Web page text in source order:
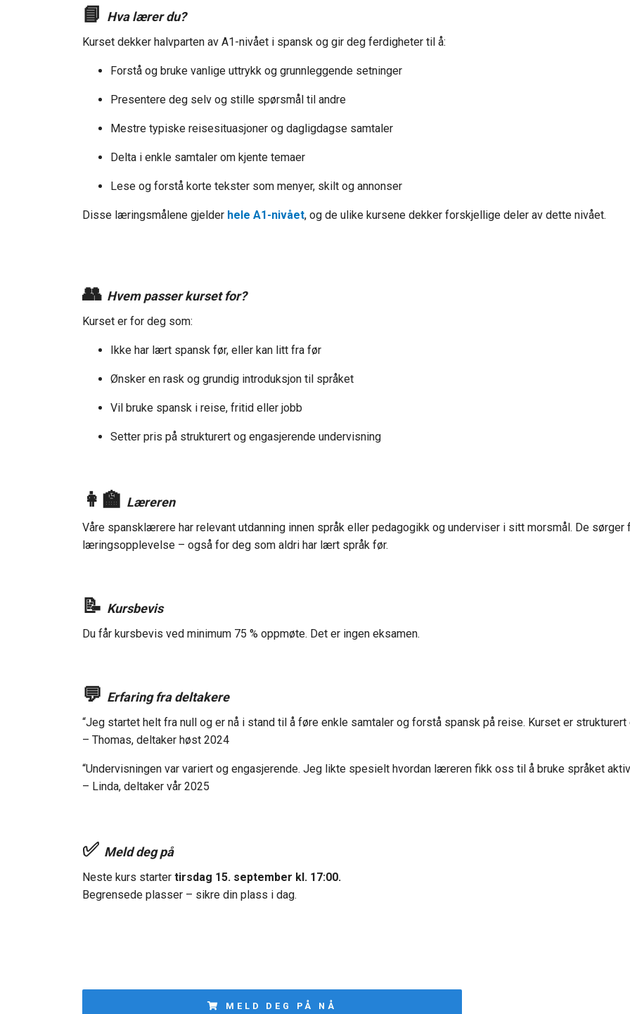
📘 Hva lærer du?
Kurset dekker halvparten av A1-nivået i spansk og gir deg ferdigheter til å:
Forstå og bruke vanlige uttrykk og grunnleggende setninger
Presentere deg selv og stille spørsmål til andre
Mestre typiske reisesituasjoner og dagligdagse samtaler
Delta i enkle samtaler om kjente temaer
Lese og forstå korte tekster som menyer, skilt og annonser
Disse læringsmålene gjelder hele A1-nivået, og de ulike kursene dekker forskjellige deler av dette nivået.
👥 Hvem passer kurset for?
Kurset er for deg som:
Ikke har lært spansk før, eller kan litt fra før
Ønsker en rask og grundig introduksjon til språket
Vil bruke spansk i reise, fritid eller jobb
Setter pris på strukturert og engasjerende undervisning
👩‍🏫 Læreren
Våre spansklærere har relevant utdanning innen språk eller pedagogikk og underviser i sitt morsmål. De
læringsopplevelse – også for deg som aldri har lært språk før.
📝 Kursbevis
Du får kursbevis ved minimum 75 % oppmøte. Det er ingen eksamen.
💬 Erfaring fra deltakere
“Jeg startet helt fra null og er nå i stand til å føre enkle samtaler og forstå spansk på reise. Kurset er strukturert
– Thomas, deltaker høst 2024
“Undervisningen var variert og engasjerende. Jeg likte spesielt hvordan læreren fikk oss til å bruke språket
– Linda, deltaker vår 2025
✅ Meld deg på
Neste kurs starter tirsdag 15. september kl. 17:00.
Begrensede plasser – sikre din plass i dag.
MELD DEG PÅ NÅ